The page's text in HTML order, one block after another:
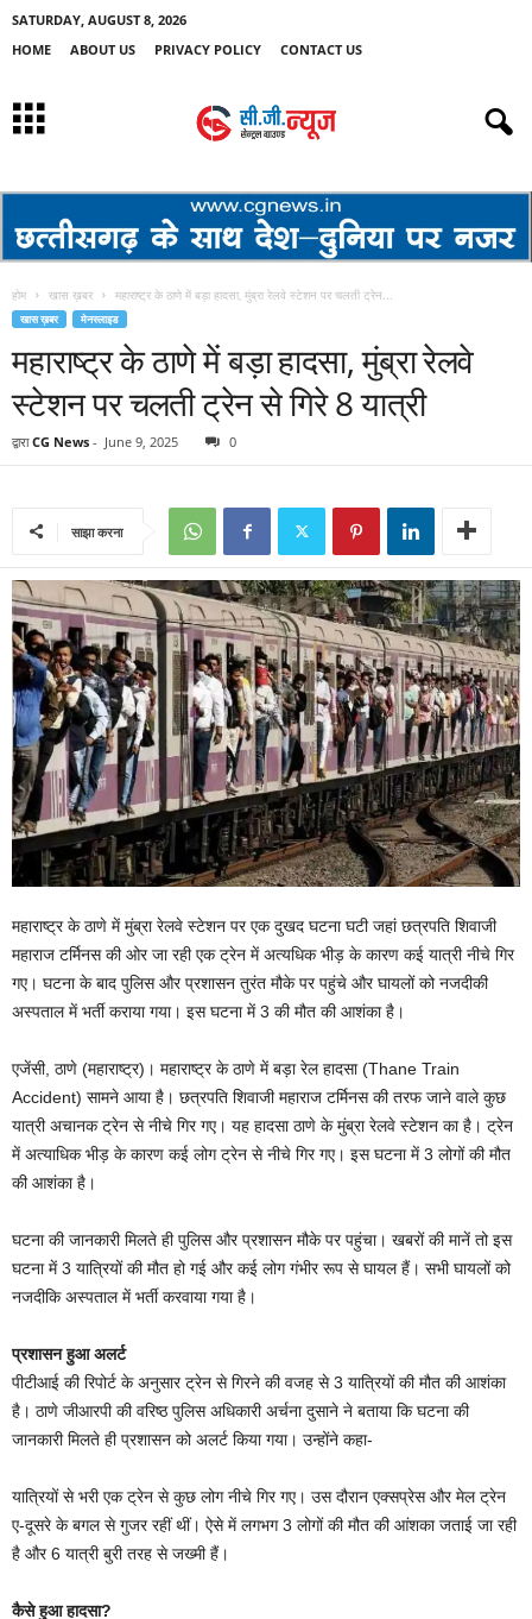
SATURDAY, AUGUST 8, 2026
HOME
ABOUT US PRIVACY POLICY CONTACT US
होम खास ख़बर महाराष्ट्र के ठाणे में बड़ा हादसा, मुंब्रा रेलवे स्टेशन पर चलती ट्रेन...
खास ख़बर मेनस्लाइड
महाराष्ट्र के ठाणे में बड़ा हादसा, मुंब्रा रेलवे
स्टेशन पर चलती ट्रेन से गिरे 8 यात्री
द्वारा CG News - June 9, 2025 0
साझा करना
महाराष्ट्र के ठाणे में मुंब्रा रेलवे स्टेशन पर एक दुखद घटना घटी जहां छत्रपति शिवाजी
महाराज टर्मिनस की ओर जा रही एक ट्रेन में अत्यधिक भीड़ के कारण कई यात्री नीचे गिर
गए। घटना के बाद पुलिस और प्रशासन तुरंत मौके पर पहुंचे और घायलों को नजदीकी
अस्पताल में भर्ती कराया गया। इस घटना में 3 की मौत की आशंका है।
एजेंसी, ठाणे (महाराष्ट्र)। महाराष्ट्र के ठाणे में बड़ा रेल हादसा (Thane Train
Accident) सामने आया है। छत्रपति शिवाजी महाराज टर्मिनस की तरफ जाने वाले कुछ
यात्री अचानक ट्रेन से नीचे गिर गए। यह हादसा ठाणे के मुंब्रा रेलवे स्टेशन का है। ट्रेन
में अत्याधिक भीड़ के कारण कई लोग ट्रेन से नीचे गिर गए। इस घटना में 3 लोगों की मौत
की आशंका है।
घटना की जानकारी मिलते ही पुलिस और प्रशासन मौके पर पहुंचा। खबरों की मानें तो इस
घटना में 3 यात्रियों की मौत हो गई और कई लोग गंभीर रूप से घायल हैं। सभी घायलों को
नजदीकि अस्पताल में भर्ती करवाया गया है।
प्रशासन हुआ अलर्ट
पीटीआई की रिपोर्ट के अनुसार ट्रेन से गिरने की वजह से 3 यात्रियों की मौत की आशंका
है। ठाणे जीआरपी की वरिष्ठ पुलिस अधिकारी अर्चना दुसाने ने बताया कि घटना की
जानकारी मिलते ही प्रशासन को अलर्ट किया गया। उन्होंने कहा-
यात्रियों से भरी एक ट्रेन से कुछ लोग नीचे गिर गए। उस दौरान एक्सप्रेस और मेल ट्रेन
ए-दूसरे के बगल से गुजर रहीं थीं। ऐसे में लगभग 3 लोगों की मौत की आंशका जताई जा रही
है और 6 यात्री बुरी तरह से जख्मी हैं।
कैसे हुआ हादसा?